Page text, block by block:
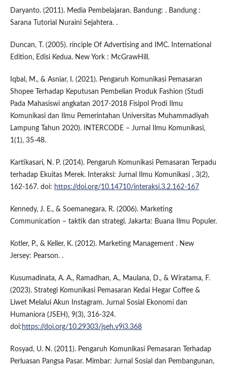
Daryanto. (2011). Media Pembelajaran. Bandung: . Bandung :
Sarana Tutorial Nuraini Sejahtera. .
Duncan, T. (2005). rinciple Of Advertising and IMC. International
Edition, Edisi Kedua. New York : McGrawHill.
Iqbal, M., & Asniar, I. (2021). Pengaruh Komunikasi Pemasaran
Shopee Terhadap Keputusan Pembelian Produk Fashion (Studi
Pada Mahasiswi angkatan 2017-2018 Fisipol Prodi Ilmu
Komunikasi dan Ilmu Pemerintahan Universitas Muhammadiyah
Lampung Tahun 2020). INTERCODE – Jurnal Ilmu Komunikasi,
1(1), 35-48.
Kartikasari, N. P. (2014). Pengaruh Komunikasi Pemasaran Terpadu
terhadap Ekuitas Merek. Interaksi: Jurnal Ilmu Komunikasi , 3(2),
162-167. doi: https://doi.org/10.14710/interaksi.3.2.162-167
Kennedy, J. E., & Soemanegara, R. (2006). Marketing
Communication – taktik dan strategi. Jakarta: Buana Ilmu Populer.
Kotler, P., & Keller, K. (2012). Marketing Management . New
Jersey: Pearson. .
Kusumadinata, A. A., Ramadhan, A., Maulana, D., & Wiratama, F.
(2023). Strategi Komunikasi Pemasaran Kedai Hegar Coffee &
Liwet Melalui Akun Instagram. Jurnal Sosial Ekonomi dan
Humaniora (JSEH), 9(3), 316-324.
doi: https://doi.org/10.29303/jseh.v9i3.368
Rosyad, U. N. (2011). Pengaruh Komunikasi Pemasaran Terhadap
Perluasan Pangsa Pasar. Mimbar: Jurnal Sosial dan Pembangunan,